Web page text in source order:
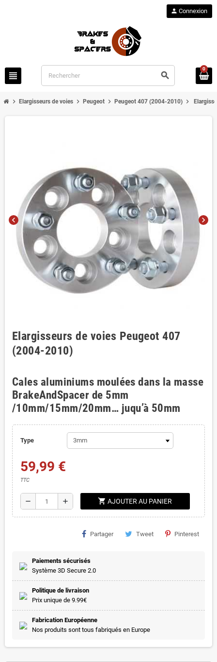
view_headline search
person Connexion
0
chevron_right Elargisseurs de voies chevron_right Peugeot chevron_right Peugeot 407 (2004-2010) chevron_right
chevron_left chevron_right
Elargisseurs de voies Peugeot 407
(2004-2010)
Cales aluminiums moulées dans la masse
BrakeAndSpacer de 5mm
/10mm/15mm/20mm… juqu’à 50mm
Type
59,99 €
TTC
remove add shopping_cart AJOUTER AU PANIER
Partager Tweet Pinterest
Paiements sécurisés
Système 3D Secure 2.0
Politique de livraison
Prix unique de 9.99€
Fabrication Européenne
Nos produits sont tous fabriqués en Europe